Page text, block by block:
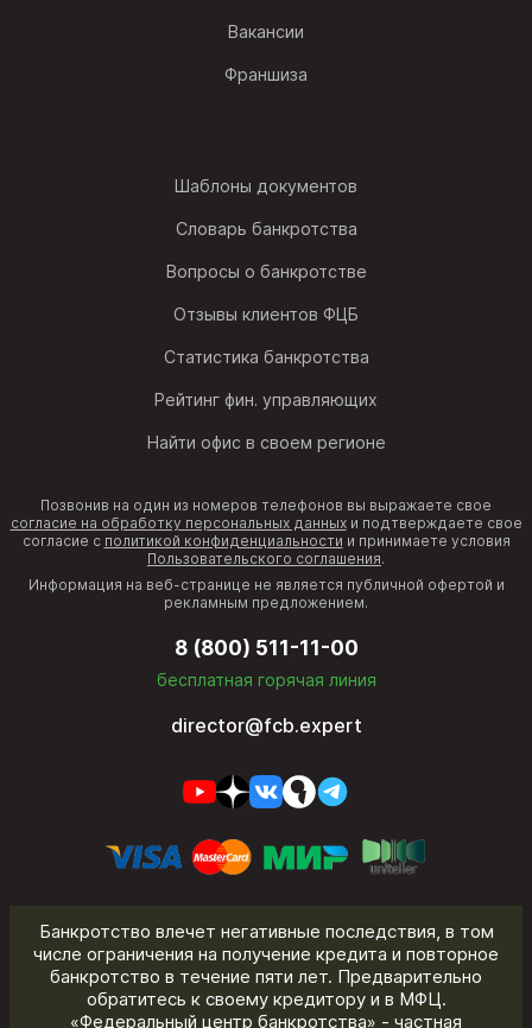
Вакансии
Франшиза
Шаблоны документов
Словарь банкротства
Вопросы о банкротстве
Отзывы клиентов ФЦБ
Статистика банкротства
Рейтинг фин. управляющих
Найти офис в своем регионе
Позвонив на один из номеров телефонов вы выражаете свое
согласие на обработку персональных данныхи подтверждаете свое
согласие с политикой конфиденциальности и принимаете условия
Пользовательского соглашения.
Информация на веб-странице не является публичной офертой и
рекламным предложением.
8 (800) 511-11-00
бесплатная горячая линия
director@fcb.expert
Банкротство влечет негативные последствия, в том
числе ограничения на получение кредита и повторное
банкротство в течение пяти лет. Предварительно
обратитесь к своему кредитору и в МФЦ.
«Федеральный центр банкротства» - частная